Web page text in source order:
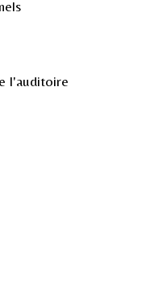
l'auditoire